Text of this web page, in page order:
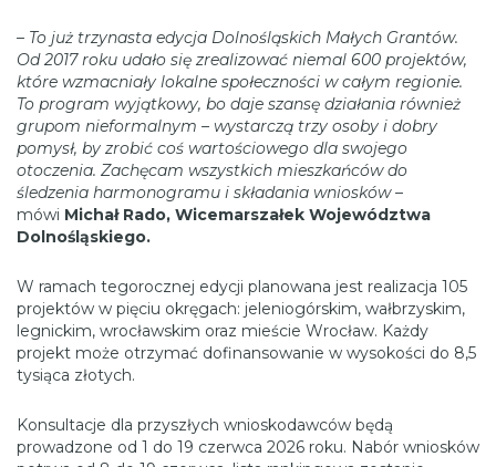
– To już trzynasta edycja Dolnośląskich Małych Grantów.
Od 2017 roku udało się zrealizować niemal 600 projektów,
które wzmacniały lokalne społeczności w całym regionie.
To program wyjątkowy, bo daje szansę działania również
grupom nieformalnym – wystarczą trzy osoby i dobry
pomysł, by zrobić coś wartościowego dla swojego
otoczenia. Zachęcam wszystkich mieszkańców do
śledzenia harmonogramu i składania wniosków–
mówi Michał Rado, Wicemarszałek Województwa
Dolnośląskiego.
W ramach tegorocznej edycji planowana jest realizacja 105
projektów w pięciu okręgach: jeleniogórskim, wałbrzyskim,
legnickim, wrocławskim oraz mieście Wrocław. Każdy
projekt może otrzymać dofinansowanie w wysokości do 8,5
tysiąca złotych.
Konsultacje dla przyszłych wnioskodawców będą
prowadzone od 1 do 19 czerwca 2026 roku. Nabór wniosków